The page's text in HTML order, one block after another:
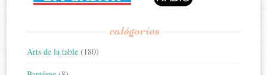
catégories
Arts de la table (180)